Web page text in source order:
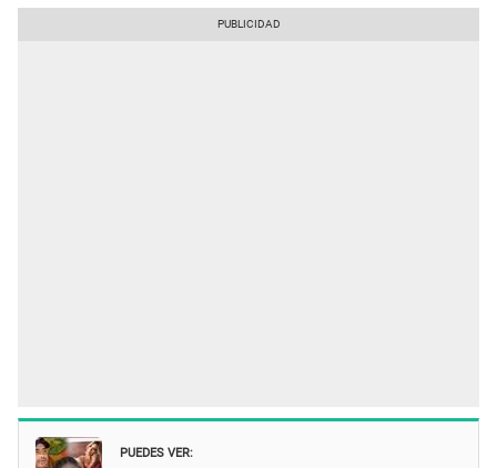
PUEDES VER: